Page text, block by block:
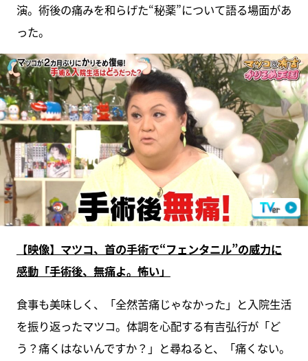
演。術後の痛みを和らげた“秘薬”について語る場面があ
った。
【映像】マツコ、首の手術で“フェンタニル”の威力に
感動「手術後、無痛よ。怖い」
食事も美味しく、「全然苦痛じゃなかった」と入院生活
を振り返ったマツコ。体調を心配する有吉弘行が「ど
う？痛くはないんですか？」と尋ねると、「痛くない。